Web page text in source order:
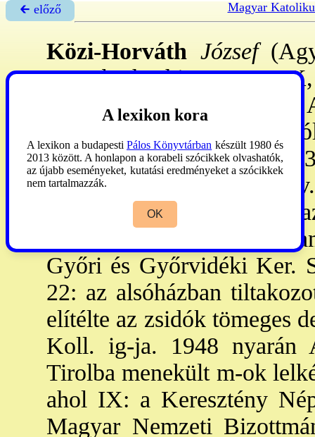
🡰 előző Magyar
Közi-Horváth József
25.-Oberhaching,
országgyűlési képviselő.
en végezte, 1929: hittud-
Magyaróváron kp.,
1931: Győrött a ppi
szerk-je, 1935-39:
Egyesült Ker. Párt
Győri és Győrvidéki Ker.
22: az alsóházban
elítélte az zsidók tömeges
Koll. ig-ja. 1948 nyarán
Tirolba menekült m-ok
ahol IX: a Keresztény
Magyar Nemzeti
A lexikon kora
A lexikon a budapesti Pálos Könyvtárban készült 1980 és
2013 között. A honlapon a korabeli szócikkek olvashatók,
az újabb eseményeket, kutatási eredményeket a szócikkek
nem tartalmazzák.
OK